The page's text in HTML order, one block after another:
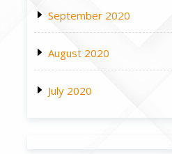
September 2020
August 2020
July 2020